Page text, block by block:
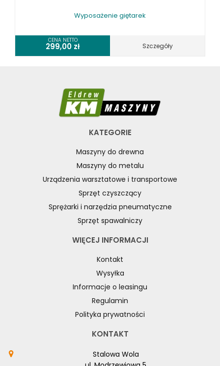
Wyposażenie giętarek
CENA NETTO
299,00 zł Szczegóły
KATEGORIE
Maszyny do drewna
Maszyny do metalu
Urządzenia warsztatowe i transportowe
Sprzęt czyszczący
Sprężarki i narzędzia pneumatyczne
Sprzęt spawalniczy
WIĘCEJ INFORMACJI
Kontakt
Wysyłka
Informacje o leasingu
Regulamin
Polityka prywatności
KONTAKT
Stalowa Wola